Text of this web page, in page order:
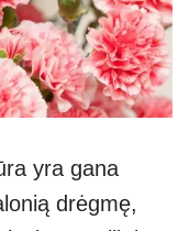
yra gana
drėgmę,